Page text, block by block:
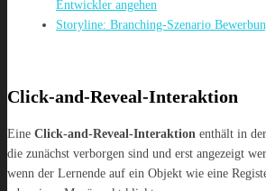
Entwickler angehen
Storyline: Branching-Szenario
Click-and-Reveal-Interaktion
Eine Click-and-Reveal-Interaktion enthält in
die zunächst verborgen sind und erst angezeigt
wenn der Lernende auf ein Objekt wie eine